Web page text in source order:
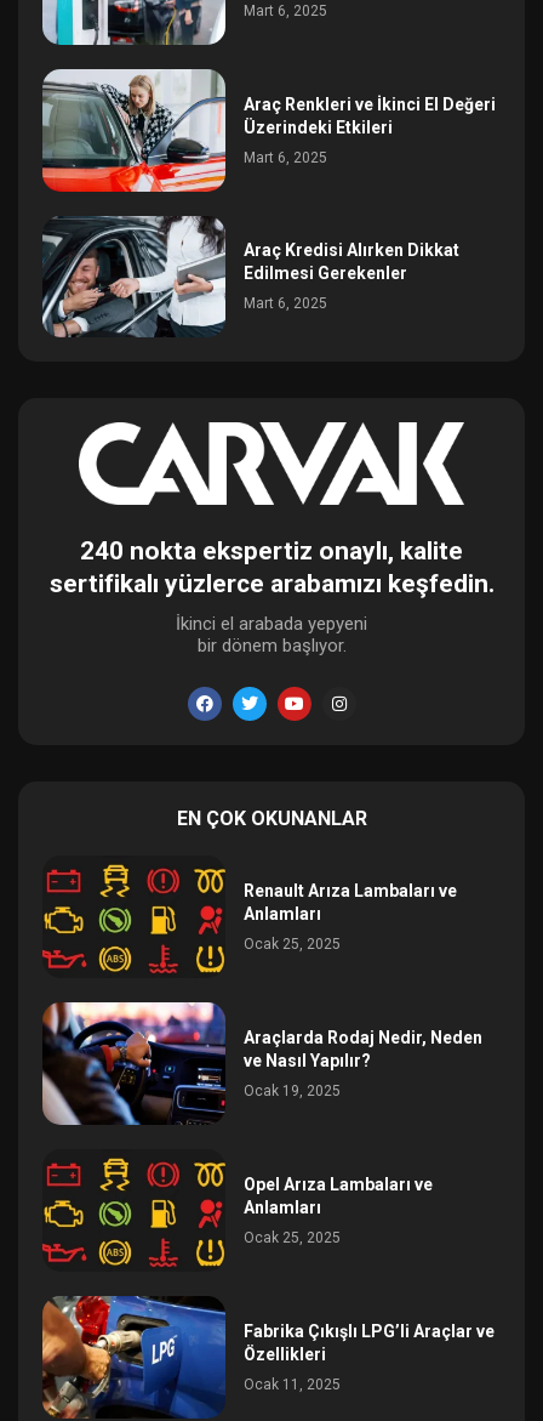
Mart 6, 2025
Araç Renkleri ve İkinci El Değeri
Üzerindeki Etkileri
Mart 6, 2025
Araç Kredisi Alırken Dikkat
Edilmesi Gerekenler
Mart 6, 2025
240 nokta ekspertiz onaylı, kalite
sertifikalı yüzlerce arabamızı keşfedin.
İkinci el arabada yepyeni
bir dönem başlıyor.
EN ÇOK OKUNANLAR
Renault Arıza Lambaları ve
Anlamları
Ocak 25, 2025
Araçlarda Rodaj Nedir, Neden
ve Nasıl Yapılır?
Ocak 19, 2025
Opel Arıza Lambaları ve
Anlamları
Ocak 25, 2025
Fabrika Çıkışlı LPG’li Araçlar ve
Özellikleri
Ocak 11, 2025